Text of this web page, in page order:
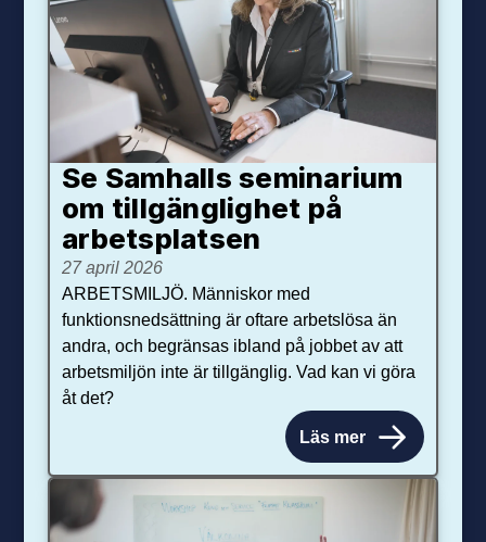
Se Samhalls seminarium
om tillgänglighet på
arbetsplatsen
27 april 2026
ARBETSMILJÖ. Människor med
funktionsnedsättning är oftare arbetslösa än
andra, och begränsas ibland på jobbet av att
arbetsmiljön inte är tillgänglig. Vad kan vi göra
åt det?
Läs mer